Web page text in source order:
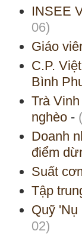
INSEE
06)
Giáo
C.P.
Bình
Trà
nghèo -
Doanh
điểm
Suất
Tập
Quỹ
02)